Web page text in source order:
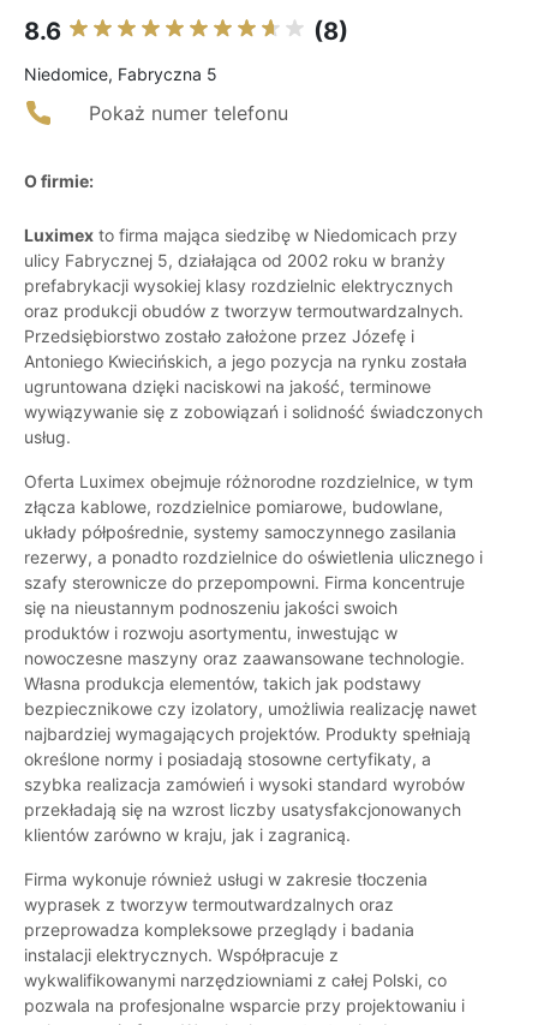
8.6 (8)
Niedomice, Fabryczna 5
Pokaż numer telefonu
O firmie:
Luximex to firma mająca siedzibę w Niedomicach przy
ulicy Fabrycznej 5, działająca od 2002 roku w branży
prefabrykacji wysokiej klasy rozdzielnic elektrycznych
oraz produkcji obudów z tworzyw termoutwardzalnych.
Przedsiębiorstwo zostało założone przez Józefę i
Antoniego Kwiecińskich, a jego pozycja na rynku została
ugruntowana dzięki naciskowi na jakość, terminowe
wywiązywanie się z zobowiązań i solidność świadczonych
usług.
Oferta Luximex obejmuje różnorodne rozdzielnice, w tym
złącza kablowe, rozdzielnice pomiarowe, budowlane,
układy półpośrednie, systemy samoczynnego zasilania
rezerwy, a ponadto rozdzielnice do oświetlenia ulicznego i
szafy sterownicze do przepompowni. Firma koncentruje
się na nieustannym podnoszeniu jakości swoich
produktów i rozwoju asortymentu, inwestując w
nowoczesne maszyny oraz zaawansowane technologie.
Własna produkcja elementów, takich jak podstawy
bezpiecznikowe czy izolatory, umożliwia realizację nawet
najbardziej wymagających projektów. Produkty spełniają
określone normy i posiadają stosowne certyfikaty, a
szybka realizacja zamówień i wysoki standard wyrobów
przekładają się na wzrost liczby usatysfakcjonowanych
klientów zarówno w kraju, jak i zagranicą.
Firma wykonuje również usługi w zakresie tłoczenia
wyprasek z tworzyw termoutwardzalnych oraz
przeprowadza kompleksowe przeglądy i badania
instalacji elektrycznych. Współpracuje z
wykwalifikowanymi narzędziowniami z całej Polski, co
pozwala na profesjonalne wsparcie przy projektowaniu i